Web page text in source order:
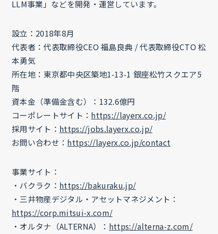
LLM事業」などを開発・運営しています。
設立：2018年8月
代表者：代表取締役CEO 福島良典 / 代表取締役CTO 松
本勇気
所在地：東京都中央区築地1-13-1 銀座松竹スクエア5
階
資本金（準備金含む）：132.6億円
コーポレートサイト： https://layerx.co.jp/
採用サイト： https://jobs.layerx.co.jp/
お問い合わせ： https://layerx.co.jp/contact
事業サイト：
・バクラク： https://bakuraku.jp/
・三井物産デジタル・アセットマネジメント：
https://corp.mitsui-x.com/
・オルタナ（ALTERNA）： https://alterna-z.com/